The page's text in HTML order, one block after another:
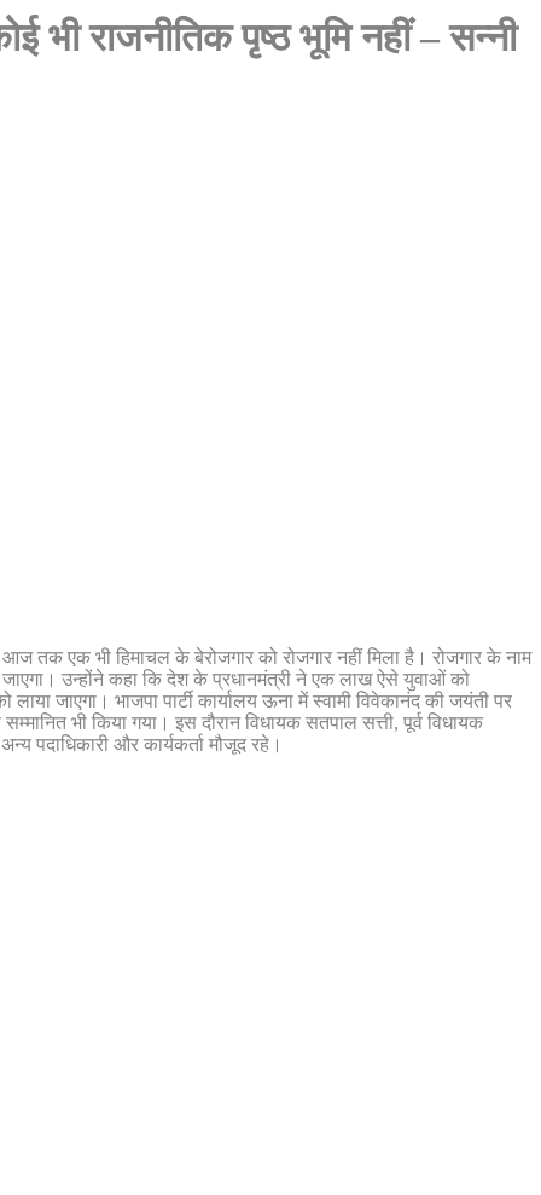
भी राजनीतिक पृष्ठ भूमि नहीं – सन्नी
तक एक भी हिमाचल के बेरोजगार को रोजगार नहीं मिला है। रोजगार के नाम
उन्होंने कहा कि देश के प्रधानमंत्री ने एक लाख ऐसे युवाओं को
जाएगा। भाजपा पार्टी कार्यालय ऊना में स्वामी विवेकानंद की जयंती पर
भी किया गया। इस दौरान विधायक सतपाल सत्ती, पूर्व विधायक
पदाधिकारी और कार्यकर्ता मौजूद रहे।